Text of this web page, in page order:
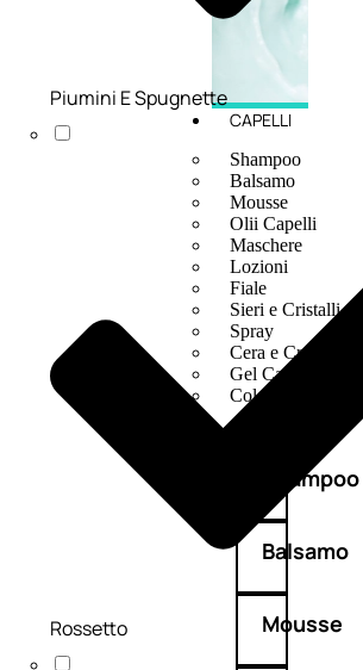
CAPELLI
Shampoo
Balsamo
Mousse
Olii Capelli
Maschere
Lozioni
Fiale
Sieri e Cristalli
Spray
Cera e Crema
Gel Capelli
Colorazione
Shampoo
Balsamo
Mousse
Piumini E Spugnette
Rossetto